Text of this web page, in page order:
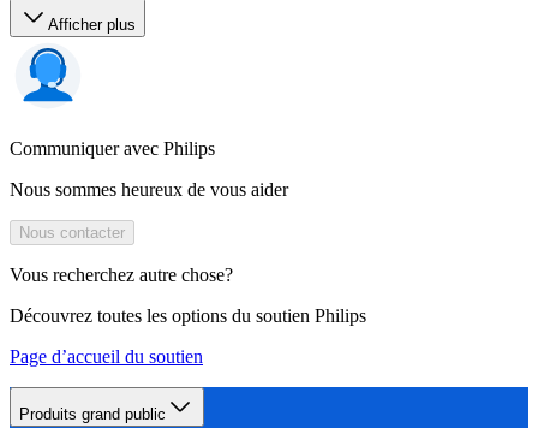
Afficher plus
Communiquer avec Philips
Nous sommes heureux de vous aider
Nous contacter
Vous recherchez autre chose?
Découvrez toutes les options du soutien Philips
Page d’accueil du soutien
Produits grand public